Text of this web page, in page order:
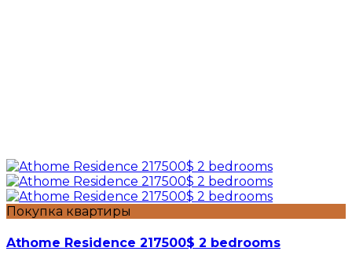
Покупка квартиры
Athome Residence 217500$ 2 bedrooms